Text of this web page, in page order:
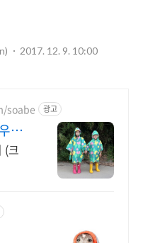
2017. 12. 9. 10:00
soabe 광고
의
(크